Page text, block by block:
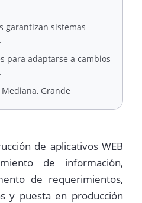
garantizan sistemas
para adaptarse a cambios
Grande
de aplicativos WEB
de información,
de requerimientos,
y puesta en producción